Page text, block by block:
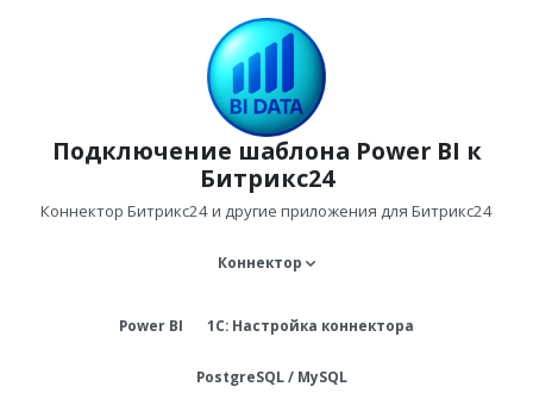
Подключение шаблона Power BI к
Битрикс24
Коннектор Битрикс24 и другие приложения для Битрикс24
Коннектор
Power BI 1С: Настройка коннектора
PostgreSQL / MySQL